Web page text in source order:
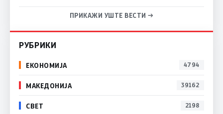
ПРИКАЖИ УШТЕ ВЕСТИ →
РУБРИКИ
ЕКОНОМИЈА 4794
МАКЕДОНИЈА 39162
СВЕТ 2198